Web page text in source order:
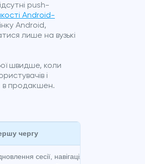
push-
Android-
Android,
лише на вузькі
швидше, коли
і
в продакшен.
чергу
сесії, навігація,